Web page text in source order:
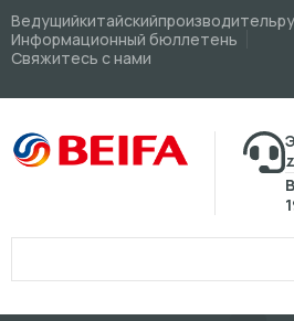
Информационный бюллетень
Свяжитесь с нами